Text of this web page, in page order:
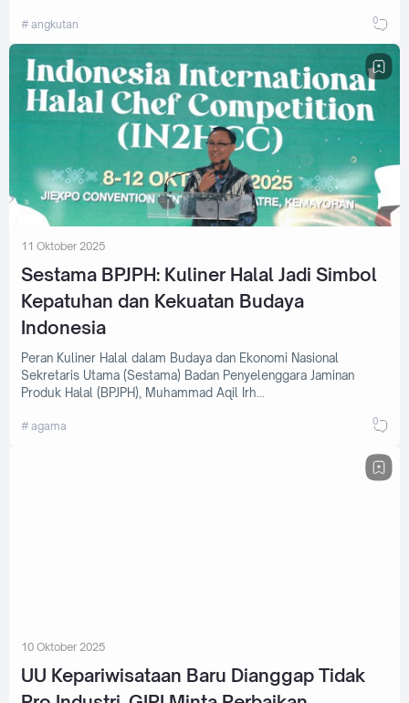
angkutan 0
11 Oktober 2025
Sestama BPJPH: Kuliner Halal Jadi Simbol
Kepatuhan dan Kekuatan Budaya
Indonesia
Peran Kuliner Halal dalam Budaya dan Ekonomi Nasional
Sekretaris Utama (Sestama) Badan Penyelenggara Jaminan
Produk Halal (BPJPH), Muhammad Aqil Irh…
agama 0
10 Oktober 2025
UU Kepariwisataan Baru Dianggap Tidak